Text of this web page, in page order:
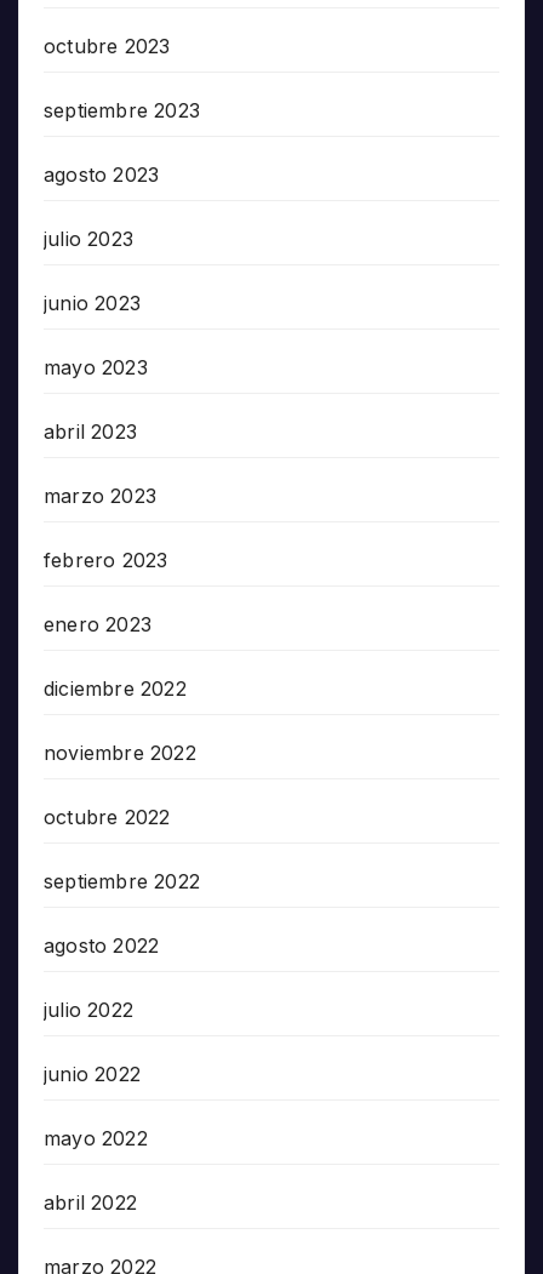
octubre 2023
septiembre 2023
agosto 2023
julio 2023
junio 2023
mayo 2023
abril 2023
marzo 2023
febrero 2023
enero 2023
diciembre 2022
noviembre 2022
octubre 2022
septiembre 2022
agosto 2022
julio 2022
junio 2022
mayo 2022
abril 2022
marzo 2022